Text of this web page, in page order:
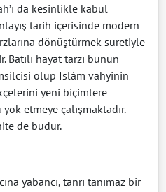
da kesinlikle kabul
tarih içerisinde modern
dönüştürmek suretiyle
hayat tarzı bunun
olup İslâm vahyinin
yeni biçimlere
etmeye çalışmaktadır.
de budur.
yabancı, tanrı tanımaz bir